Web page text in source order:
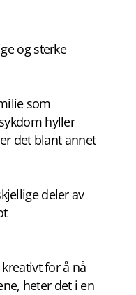
og sterke
som
hyller
det blant annet
deler av
for å nå
heter det i en